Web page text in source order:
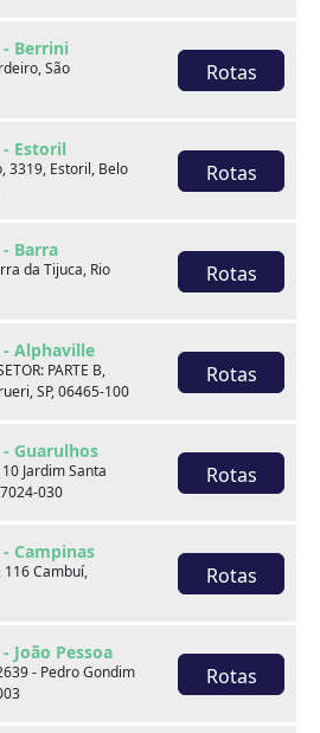
- Berrini
São
Rotas
- Estoril
3319, Estoril, Belo
Rotas
Barra
da Tijuca, Rio
Rotas
- Alphaville
PARTE B,
SP, 06465-100
Rotas
Guarulhos
Jardim Santa
030
Rotas
Campinas
116 Cambuí,
Rotas
João Pessoa
- Pedro Gondim
Rotas
Telefones
com
Bancos de couro
Freio ABS
Travas elétricas